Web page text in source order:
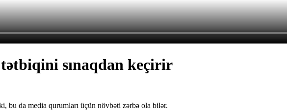
tətbiqini sınaqdan keçirir
bu da media qurumları üçün növbəti zərbə ola bilər.